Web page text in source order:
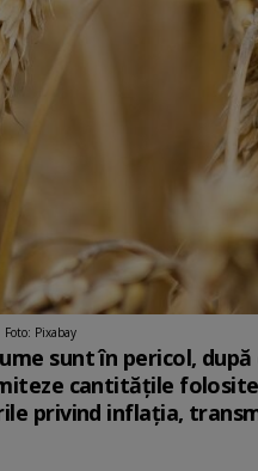
Foto: Pixabay
sunt în pericol,
cantităţile
privind inflaţia,